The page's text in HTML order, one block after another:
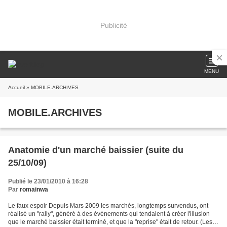
Publicité
MENU
Accueil » MOBILE.ARCHIVES
MOBILE.ARCHIVES
Anatomie d'un marché baissier (suite du
25/10/09)
Publié le 23/01/2010 à 16:28
Par romainwa
Le faux espoir Depuis Mars 2009 les marchés, longtemps survendus, ont
réalisé un "rally", généré à des événements qui tendaient à créer l'illusion
que le marché baissier était terminé, et que la "reprise" était de retour. (Les